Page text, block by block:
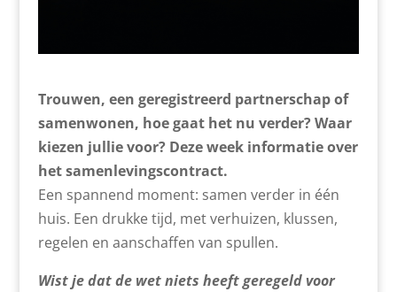
Trouwen, een geregistreerd partnerschap of
samenwonen, hoe gaat het nu verder? Waar
kiezen jullie voor? Deze week informatie over
het samenlevingscontract.
Een spannend moment: samen verder in één
huis. Een drukke tijd, met verhuizen, klussen,
regelen en aanschaffen van spullen.
Wist je dat de wet niets heeft geregeld voor